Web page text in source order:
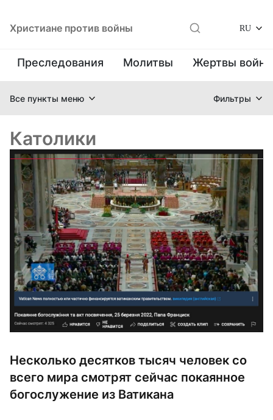
Христиане против войны RU
Преследования Молитвы Жертвы
Все пункты меню Фильтры
Католики
Несколько десятков тысяч человек со
всего мира смотрят сейчас покаянное
богослужение из Ватикана